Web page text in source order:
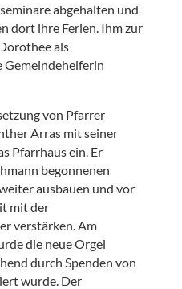
abgehalten und
dort ihre Ferien. Ihm zur
als
Gemeindehelferin
von Pfarrer
Arras mit seiner
Pfarrhaus ein. Er
begonnenen
ausbauen und vor
mit der
verstärken. Am
die neue Orgel
durch Spenden von
wurde. Der